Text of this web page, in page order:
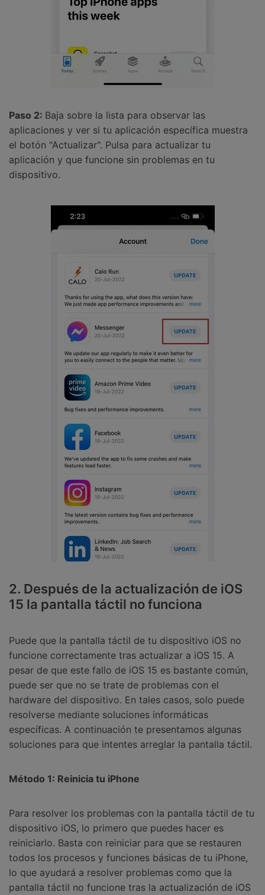
Paso 2: Baja sobre la lista para observar las
aplicaciones y ver si tu aplicación específica muestra
el botón "Actualizar". Pulsa para actualizar tu
aplicación y que funcione sin problemas en tu
dispositivo.
2. Después de la actualización de iOS
15 la pantalla táctil no funciona
Puede que la pantalla táctil de tu dispositivo iOS no
funcione correctamente tras actualizar a iOS 15. A
pesar de que este fallo de iOS 15 es bastante común,
puede ser que no se trate de problemas con el
hardware del dispositivo. En tales casos, solo puede
resolverse mediante soluciones informáticas
específicas. A continuación te presentamos algunas
soluciones para que intentes arreglar la pantalla táctil.
Método 1: Reinicia tu iPhone
Para resolver los problemas con la pantalla táctil de tu
dispositivo iOS, lo primero que puedes hacer es
reiniciarlo. Basta con reiniciar para que se restauren
todos los procesos y funciones básicas de tu iPhone,
lo que ayudará a resolver problemas como que la
pantalla táctil no funcione tras la actualización de iOS